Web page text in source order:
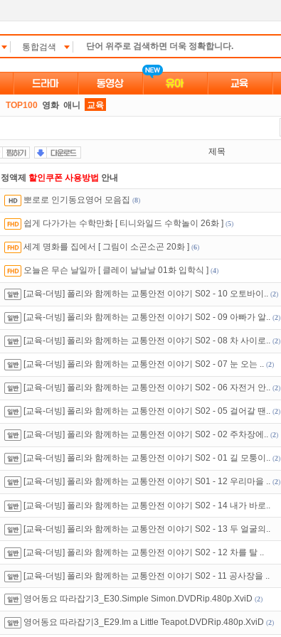
통합검색
TOP100 영화 애니 교육
제목
정액제 할인쿠폰 사용방법 안내
요즘 뭐가 재밌지?고민되면 눌러봐!투스토리~
자녀보호기능 으로 가족과 함께 투디스크를 이용하세요~
포인트
출석체크이벤트!매일매일출석체크!
숨어있는 카드 마일리지 조회하고100% 무료충전!
댓글만 잘써도무료 포인트를 드립니다!
스마트TV
뽀로로 인기동요영어 모음집 (8)
쉽게 다가가는 수학만화 [ 티니와일드 수학놀이 26화 ] (5)
세계 명화를 집에서 [ 그림이 소곤소곤 20화 ] (6)
오늘은 무슨 날일까 [ 클레이 날날날 01화 입학식 ] (4)
[교육-더빙] 폴리와 함께하는 교통안전 이야기 S02 - 10 오토바이.. (2)
[교육-더빙] 폴리와 함께하는 교통안전 이야기 S02 - 09 아빠가 알.. (2)
[교육-더빙] 폴리와 함께하는 교통안전 이야기 S02 - 08 차 사이로.. (2)
[교육-더빙] 폴리와 함께하는 교통안전 이야기 S02 - 07 눈 오는 .. (2)
[교육-더빙] 폴리와 함께하는 교통안전 이야기 S02 - 06 자전거 안.. (2)
[교육-더빙] 폴리와 함께하는 교통안전 이야기 S02 - 05 걸어갈 땐.. (2)
[교육-더빙] 폴리와 함께하는 교통안전 이야기 S02 - 02 주차장에.. (2)
[교육-더빙] 폴리와 함께하는 교통안전 이야기 S02 - 01 길 모퉁이.. (2)
[교육-더빙] 폴리와 함께하는 교통안전 이야기 S01 - 12 우리마을 .. (2)
[교육-더빙] 폴리와 함께하는 교통안전 이야기 S02 - 14 내가 바로..
[교육-더빙] 폴리와 함께하는 교통안전 이야기 S02 - 13 두 얼굴의..
[교육-더빙] 폴리와 함께하는 교통안전 이야기 S02 - 12 차를 탈 ..
[교육-더빙] 폴리와 함께하는 교통안전 이야기 S02 - 11 공사장을 ..
영어동요 따라잡기3_E30.Simple Simon.DVDRip.480p.XviD (2)
영어동요 따라잡기3_E29.Im a Little Teapot.DVDRip.480p.XviD (2)